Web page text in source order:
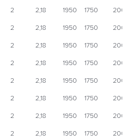
2 2,18 1950 1750 2000
2 2,18 1950 1750 2000
2 2,18 1950 1750 2000
2 2,18 1950 1750 2000
2 2,18 1950 1750 2000
2 2,18 1950 1750 2000
2 2,18 1950 1750 2000
2 2,18 1950 1750 2000